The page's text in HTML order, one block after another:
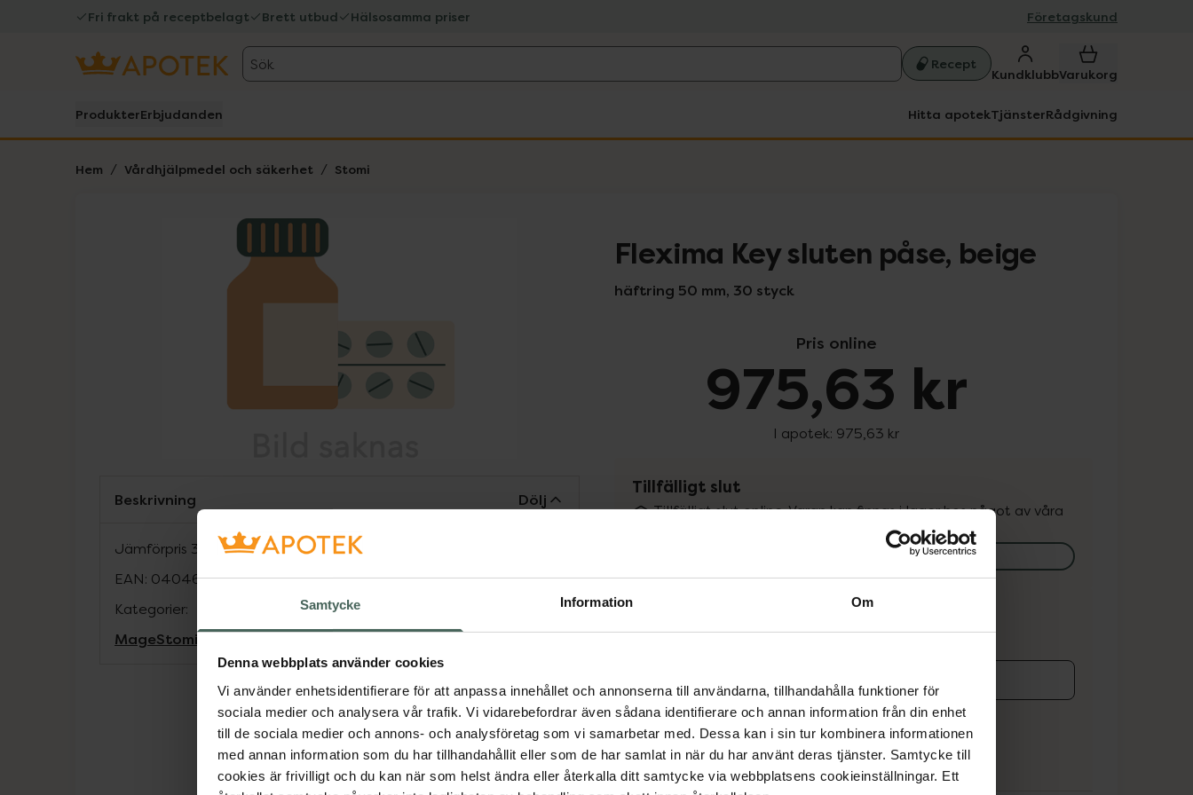
Samtycke Information Om
Denna webbplats använder cookies
Vi använder enhetsidentifierare för att anpassa innehållet och annonserna till användarna, tillhandahålla funktioner för
sociala medier och analysera vår trafik. Vi vidarebefordrar även sådana identifierare och annan information från din enhet
till de sociala medier och annons- och analysföretag som vi samarbetar med. Dessa kan i sin tur kombinera informationen
med annan information som du har tillhandahållit eller som de har samlat in när du har använt deras tjänster. Samtycke till
cookies är frivilligt och du kan när som helst ändra eller återkalla ditt samtycke via webbplatsens cookieinställningar. Ett
Fri frakt på receptbelagt Brett utbud Hälsosamma priser Företagskund
Sök Recept
KundklubbVarukorg
ProdukterErbjudanden Hitta apotekTjänsterRådgivning
Hem Vårdhjälpmedel och säkerhet Stomi
Lista: . Innehåller 1 objekt. Flexima Key sluten påse, beige
häftring 50 mm, 30 styck
Pris online
975,63 kr
I apotek: 975,63 kr
Tillfälligt slut
Tillfälligt slut online. Varan kan finnas i lager hos något av våra
Se lagerstatus på apotek
Jag accepterar villkoren
Spara
Beskrivning Dölj
Jämförpris 32,52 kr/st
EAN: 04046963350086
Kategorier:
MageStomi